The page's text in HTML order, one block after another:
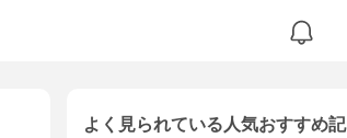
よく見られている人気おすすめ記